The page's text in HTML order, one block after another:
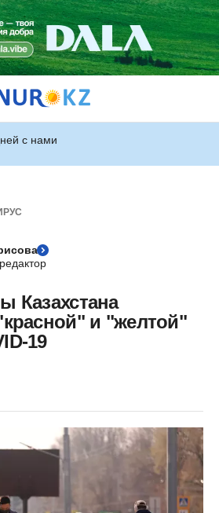
с нами
Казахстана
и "желтой"
19